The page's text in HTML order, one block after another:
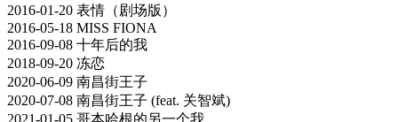
2016-01-20 表情（剧场版）
2016-05-18 MISS FIONA
2016-09-08 十年后的我
2018-09-20 冻恋
2020-06-09 南昌街王子
2020-07-08 南昌街王子 (feat. 关智斌)
2021-01-05 哥本哈根的另一个我